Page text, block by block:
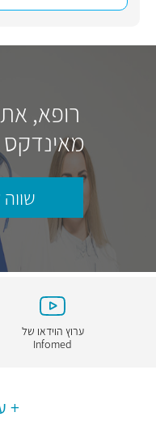
רופא,
מאינדקס
ערוץ הוידאו של
Infomed